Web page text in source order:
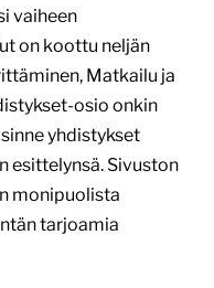
vaiheen
on koottu neljän
Matkailu ja
osio onkin
yhdistykset
esittelynsä. Sivuston
monipuolista
tarjoamia